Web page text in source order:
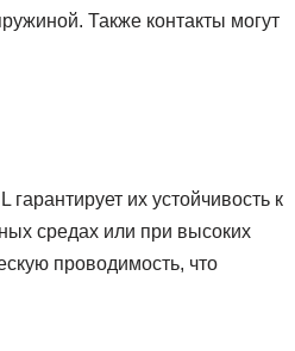
Также контакты могут
их устойчивость к
средах или при высоких
проводимость, что